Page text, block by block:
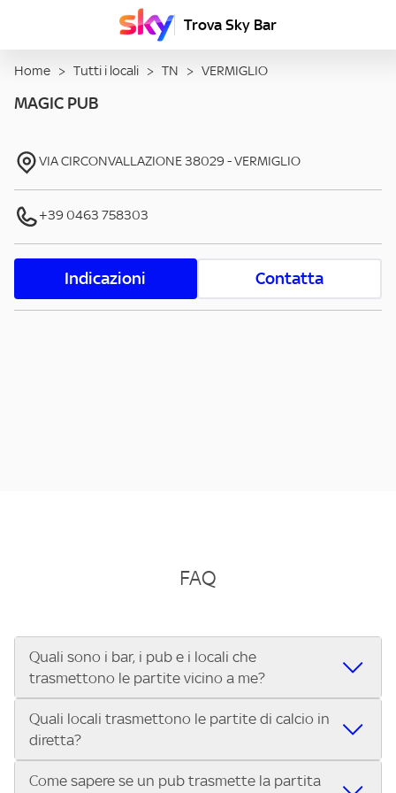
Trova Sky Bar
Home > Tutti i locali > TN > VERMIGLIO
MAGIC PUB
VIA CIRCONVALLAZIONE38029 -VERMIGLIO
+39 0463 758303
Indicazioni Contatta
FAQ
Quali sono i bar, i pub e i locali che
trasmettono le partite vicino a me?
Se cerchi un bar, pub, ristorante o locale vicino a te per
vedere le partite di Serie A ENILIVE, la Serie C Sky Wifi, la
UEFA Champions League, la UEFA Europa League, la UEFA
Conference League, il Tennis, la Formula 1®, la MotoGP™ e
Quali locali trasmettono le partite di calcio in
diretta?
Vuoi sapere quali bar, pub o ristoranti mostrano le partite
Come sapere se un pub trasmette la partita